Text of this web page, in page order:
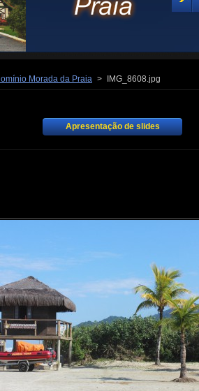
Morada da Praia > IMG_8608.jpg
Apresentação de slides